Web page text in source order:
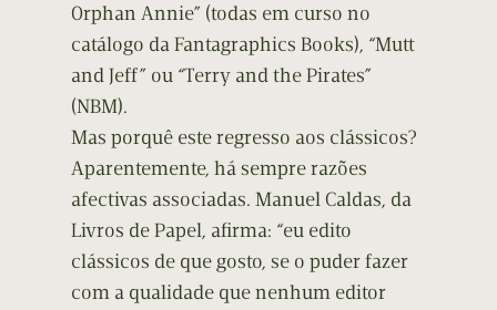
Orphan Annie” (todas em curso no
catálogo da Fantagraphics Books), “Mutt
and Jeff” ou “Terry and the Pirates”
(NBM).
Mas porquê este regresso aos clássicos?
Aparentemente, há sempre razões
afectivas associadas. Manuel Caldas, da
Livros de Papel, afirma: “eu edito
clássicos de que gosto, se o puder fazer
com a qualidade que nenhum editor